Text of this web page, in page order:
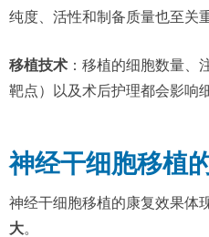
纯度、活性和制备质量也至关
移植技术 ：移植的细胞数量、
靶点）以及术后护理都会影响
神经干细胞移植
神经干细胞移植的康复效果体
大。